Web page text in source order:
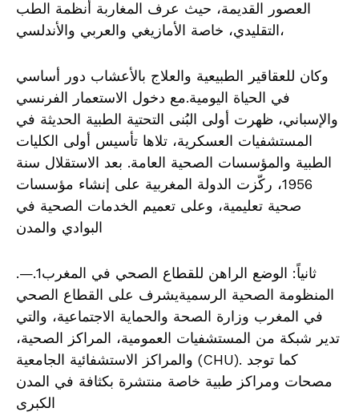
العصور القديمة، حيث عرف المغاربة أنظمة الطب
التقليدي، خاصة الأمازيغي والعربي والأندلسي،
وكان للعقاقير الطبيعية والعلاج بالأعشاب دور أساسي
في الحياة اليومية.مع دخول الاستعمار الفرنسي
والإسباني، ظهرت أولى البُنى التحتية الطبية الحديثة في
المستشفيات العسكرية، تلاها تأسيس أولى الكليات
الطبية والمؤسسات الصحية العامة. بعد الاستقلال سنة
1956، ركّزت الدولة المغربية على إنشاء مؤسسات
صحية تعليمية، وعلى تعميم الخدمات الصحية في
البوادي والمدن
.—ثانياً: الوضع الراهن للقطاع الصحي في المغرب1.
المنظومة الصحية الرسميةيشرف على القطاع الصحي
في المغرب وزارة الصحة والحماية الاجتماعية، والتي
تدير شبكة من المستشفيات العمومية، المراكز الصحية،
والمراكز الاستشفائية الجامعية (CHU). كما توجد
مصحات ومراكز طبية خاصة منتشرة بكثافة في المدن
الكبرى